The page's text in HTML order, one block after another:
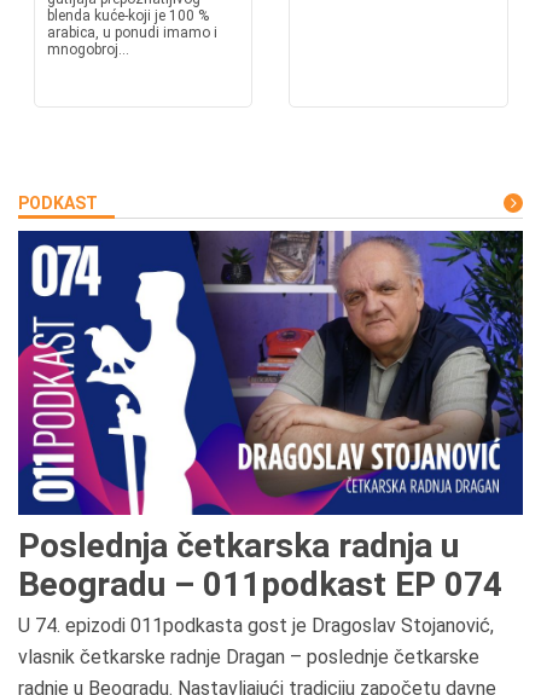
blenda kuće-koji je 100 %
arabica, u ponudi imamo i
mnogobroj...
PODKAST
Poslednja četkarska radnja u
Beogradu – 011podkast EP 074
U 74. epizodi 011podkasta gost je Dragoslav Stojanović,
vlasnik četkarske radnje Dragan – poslednje četkarske
radnje u Beogradu. Nastavljajući tradiciju započetu davne